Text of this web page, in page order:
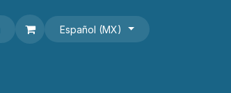
Español (MX)